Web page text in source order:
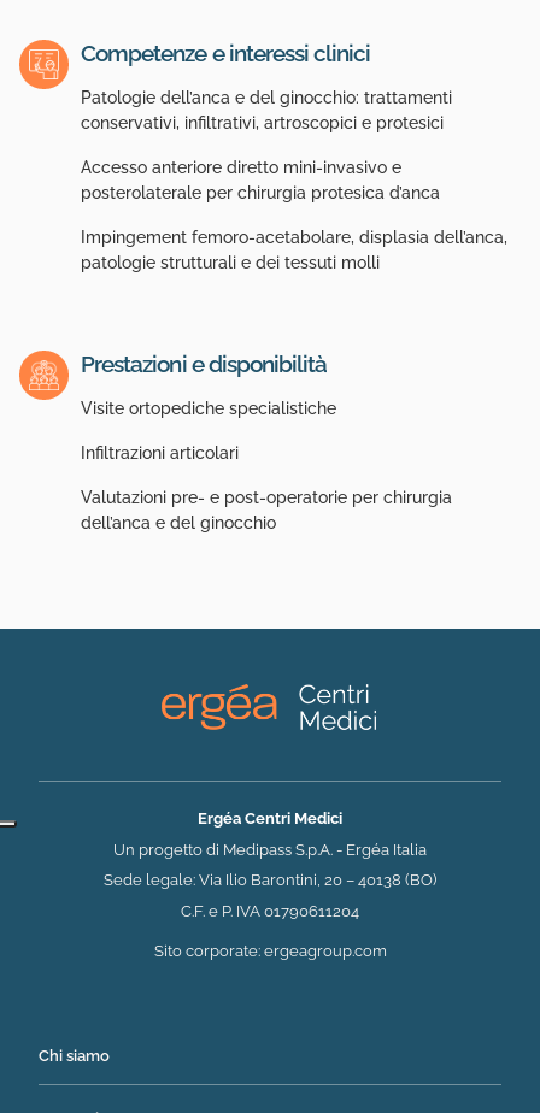
Competenze e interessi clinici
Patologie dell’anca e del ginocchio: trattamenti
conservativi, infiltrativi, artroscopici e protesici
Accesso anteriore diretto mini-invasivo e
posterolaterale per chirurgia protesica d’anca
Impingement femoro-acetabolare, displasia dell’anca,
patologie strutturali e dei tessuti molli
Prestazioni e disponibilità
Visite ortopediche specialistiche
Infiltrazioni articolari
Valutazioni pre- e post-operatorie per chirurgia
dell’anca e del ginocchio
Ergéa Centri Medici
Un progetto di Medipass S.p.A. - Ergéa Italia
Sede legale: Via Ilio Barontini, 20 – 40138 (BO)
C.F. e P. IVA 01790611204
Sito corporate: ergeagroup.com(si apre in una nuova
Chi siamo